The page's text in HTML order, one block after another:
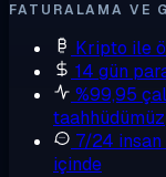
FATURALAMA VE
Kripto ile
14 gün
%99,95
taahhüdümüz
7/24
içinde